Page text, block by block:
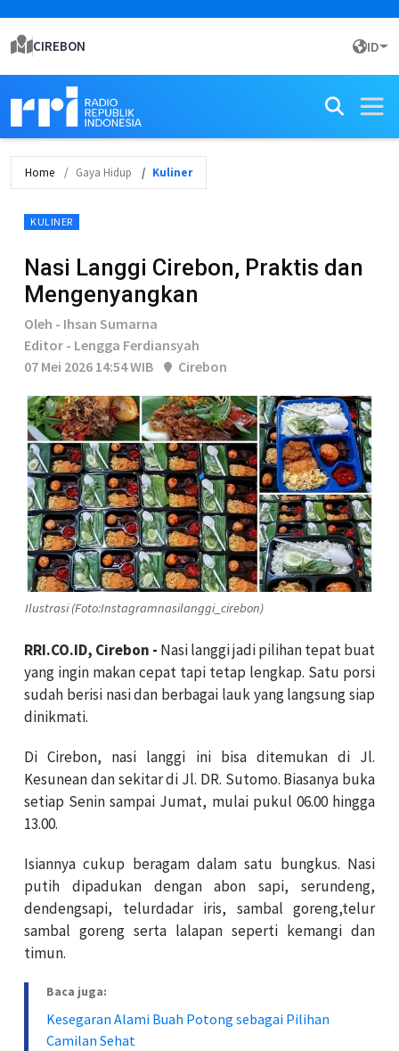
CIREBON ID
Home Gaya Hidup Kuliner
KULINER
Nasi Langgi Cirebon, Praktis dan
Mengenyangkan
Oleh - Ihsan Sumarna
Editor - Lengga Ferdiansyah
07 Mei 2026 14:54 WIB
Cirebon
Ilustrasi (Foto:Instagramnasilanggi_cirebon)
RRI.CO.ID, Cirebon - Nasi langgi jadi pilihan tepat buat
yang ingin makan cepat tapi tetap lengkap. Satu porsi
sudah berisi nasi dan berbagai lauk yang langsung siap
dinikmati.
Di Cirebon, nasi langgi ini bisa ditemukan di Jl.
Kesunean dan sekitar di Jl. DR. Sutomo. Biasanya buka
setiap Senin sampai Jumat, mulai pukul 06.00 hingga
13.00.
Isiannya cukup beragam dalam satu bungkus. Nasi
putih dipadukan dengan abon sapi, serundeng,
dendengsapi, telurdadar iris, sambal goreng,telur
sambal goreng serta lalapan seperti kemangi dan
timun.
Baca juga:
Kesegaran Alami Buah Potong sebagai Pilihan
Camilan Sehat